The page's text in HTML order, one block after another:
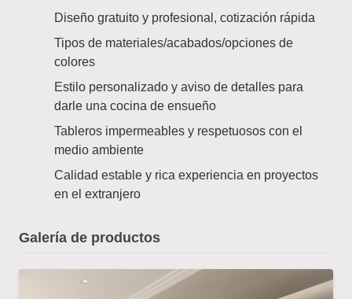
Diseño gratuito y profesional, cotización rápida
Tipos de materiales/acabados/opciones de
colores
Estilo personalizado y aviso de detalles para
darle una cocina de ensueño
Tableros impermeables y respetuosos con el
medio ambiente
Calidad estable y rica experiencia en proyectos
en el extranjero
Galería de productos